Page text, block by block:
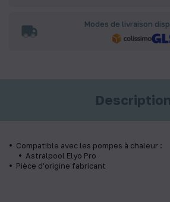
Modes de livraison
Description
Compatible avec les pompes à chaleur :
Astralpool Elyo Pro
Pièce d'origine fabricant